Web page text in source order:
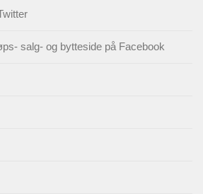
salg- og bytteside på Facebook